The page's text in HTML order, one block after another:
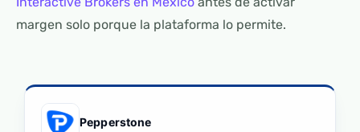
margen solo porque la plataforma lo permite.
Pepperstone